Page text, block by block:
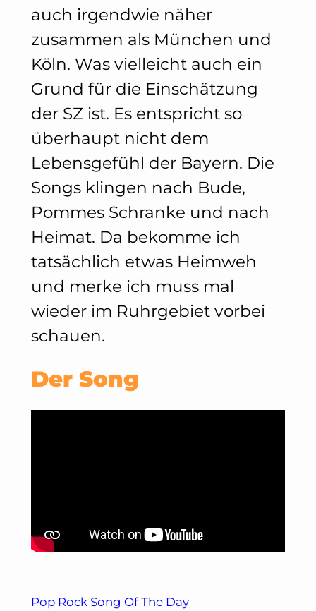
auch irgendwie näher
zusammen als München und
Köln. Was vielleicht auch ein
Grund für die Einschätzung
der SZ ist. Es entspricht so
überhaupt nicht dem
Lebensgefühl der Bayern. Die
Songs klingen nach Bude,
Pommes Schranke und nach
Heimat. Da bekomme ich
tatsächlich etwas Heimweh
und merke ich muss mal
wieder im Ruhrgebiet vorbei
schauen.
Der Song
Pop Rock Song Of The Day